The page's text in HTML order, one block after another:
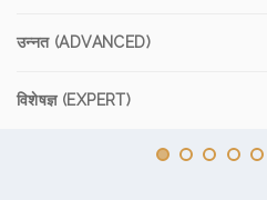
उन्नत (ADVANCED)
विशेषज्ञ (EXPERT)